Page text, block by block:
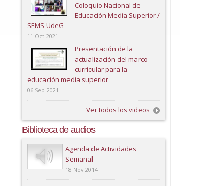
Coloquio Nacional de
Educación Media Superior /
SEMS UdeG
11 Oct 2021
Presentación de la
actualización del marco
curricular para la
educación media superior
06 Sep 2021
Ver todos los videos
Biblioteca de audios
Play
Agenda de Actividades
Semanal
18 Nov 2014